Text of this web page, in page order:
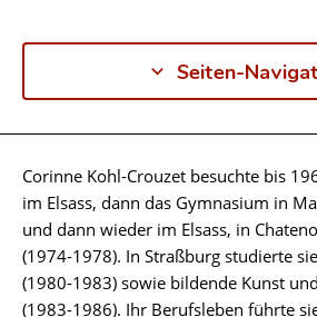
Seiten-
Biographie
Corinne Kohl-Crouzet besuchte bis
im Elsass, dann das Gymnasium in
und dann wieder im Elsass, in
(1974-1978). In Straßburg studierte
(1980-1983) sowie bildende Kunst
(1983-1986). Ihr Berufsleben führte